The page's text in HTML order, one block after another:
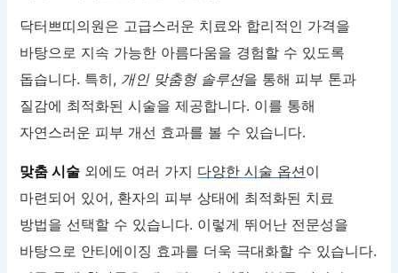
닥터쁘띠의원은 고급스러운 치료와 합리적인 가격을
바탕으로 지속 가능한 아름다움을 경험할 수 있도록
돕습니다. 특히, 개인 맞춤형 솔루션을 통해 피부 톤과
질감에 최적화된 시술을 제공합니다. 이를 통해
자연스러운 피부 개선 효과를 볼 수 있습니다.
맞춤 시술 외에도 여러 가지 다양한 시술 옵션이
마련되어 있어, 환자의 피부 상태에 최적화된 치료
방법을 선택할 수 있습니다. 이렇게 뛰어난 전문성을
바탕으로 안티에이징 효과를 더욱 극대화할 수 있습니다.